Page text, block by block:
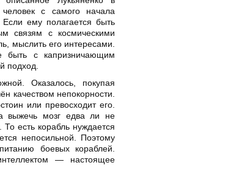
с самого начала
ему полагается быть
связям с космическими
мыслить его интересами.
быть с капризничающим
подход.
Оказалось, покупая
качеством непокорности.
или превосходит его.
выжечь мозг едва ли не
есть корабль нуждается
непосильной. Поэтому
боевых кораблей.
— настоящее